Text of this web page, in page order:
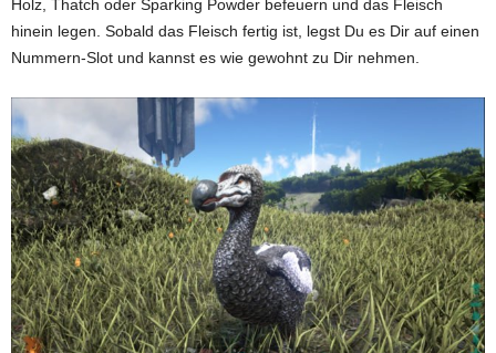
Holz, Thatch oder Sparking Powder befeuern und das Fleisch
hinein legen. Sobald das Fleisch fertig ist, legst Du es Dir auf einen
Nummern-Slot und kannst es wie gewohnt zu Dir nehmen.